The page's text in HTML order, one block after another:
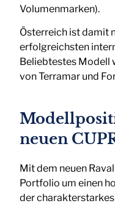
Volumenmarken).
Österreich ist damit
erfolgreichsten
Beliebtestes Modell
von Terramar und
neuen
Mit dem neuen
Portfolio um einen
der